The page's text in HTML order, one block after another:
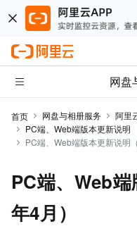
网盘
首页 网盘与相册服务 阿里
PC端、Web端版本更新说明
PC端、Web端版本更新说明
PC端、Web
年4月）